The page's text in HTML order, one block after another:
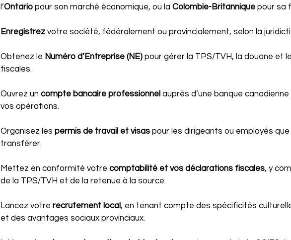
l’Ontario pour son marché économique, ou la Colombie-Britannique pour sa
Enregistrez votre société, fédéralement ou provincialement, selon la
Obtenez le Numéro d’Entreprise (NE) pour gérer la TPS/TVH, la douane et
fiscales.
Ouvrez un compte bancaire professionnel auprès d’une banque
vos opérations.
Organisez les permis de travail et visas pour les dirigeants ou employés
transférer.
Mettez en conformité votre comptabilité et vos déclarations fiscales, y
de la TPS/TVH et de la retenue à la source.
Lancez votre recrutement local, en tenant compte des spécificités
et des avantages sociaux provinciaux.